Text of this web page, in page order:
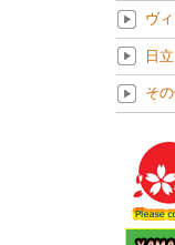
ヴ
日立
そ